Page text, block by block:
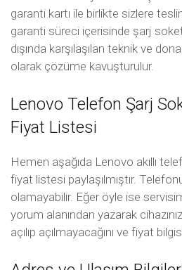
garanti kartı ile birlikte sizlere
garanti süreci içerisinde şarj soketi
dışında karşılaşılan teknik ve
olarak çözüme kavuşturulur.
Lenovo Telefon Şarj
Fiyat Listesi
Hemen aşağıda Lenovo akıllı
fiyat listesi paylaşılmıştır.
olamayabilir. Eğer öyle ise
yorum alanından yazarak
açılıp açılmayacağını ve fiyat